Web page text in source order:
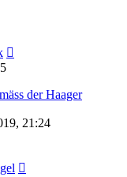
der Haager
21:24